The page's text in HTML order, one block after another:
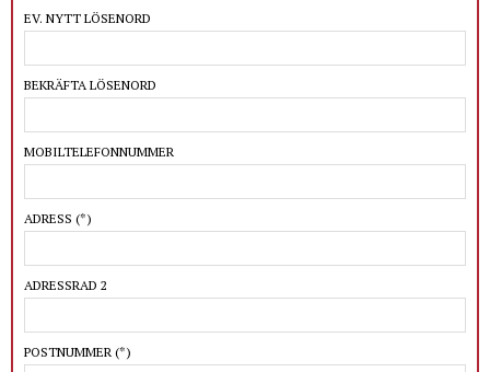
EV. NYTT LÖSENORD
BEKRÄFTA LÖSENORD
MOBILTELEFONNUMMER
ADRESS (*)
ADRESSRAD 2
POSTNUMMER (*)